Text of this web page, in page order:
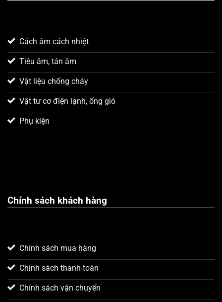
Cách âm cách nhiệt
Tiêu âm, tán âm
Vật liệu chống cháy
Vật tư cơ điện lạnh, ống gió
Phụ kiện
Chính sách khách hàng
Chính sách mua hàng
Chính sách thanh toán
Chính sách vận chuyển
viên tư vấn của Remak